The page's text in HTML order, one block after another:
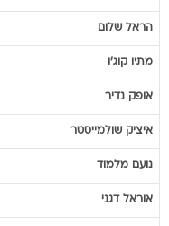
הראל שלום
מתיו קוג'ו
אופק נדיר
איציק שולמייסטר
נועם מלמוד
אוראל דגני